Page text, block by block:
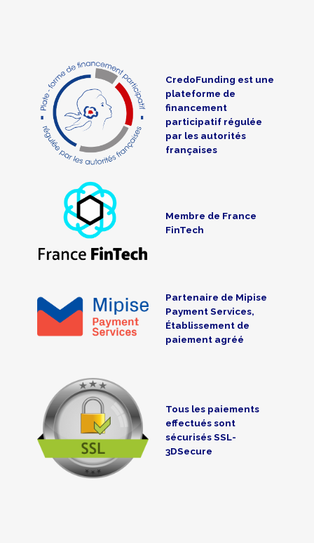
CredoFunding est une
plateforme de
financement
participatif régulée
par les autorités
françaises
Membre de France
FinTech
Partenaire de Mipise
Payment Services,
Établissement de
paiement agréé
Tous les paiements
effectués sont
sécurisés SSL-
3DSecure